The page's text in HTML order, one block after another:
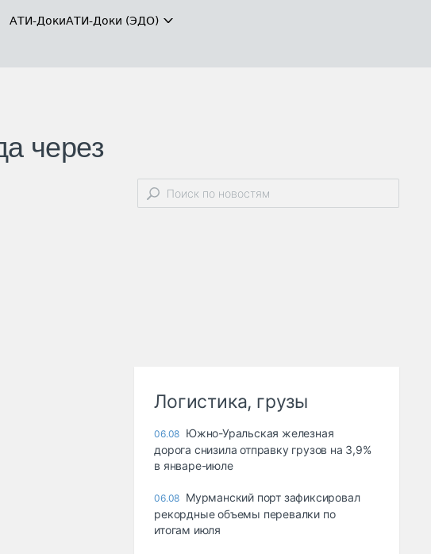
АТИ-ДокиАТИ-Доки (ЭДО)
через
Логистика, грузы
06.08 Южно-Уральская железная
дорога снизила отправку грузов на 3,9%
в январе-июле
06.08 Мурманский порт зафиксировал
рекордные объемы перевалки по
итогам июля